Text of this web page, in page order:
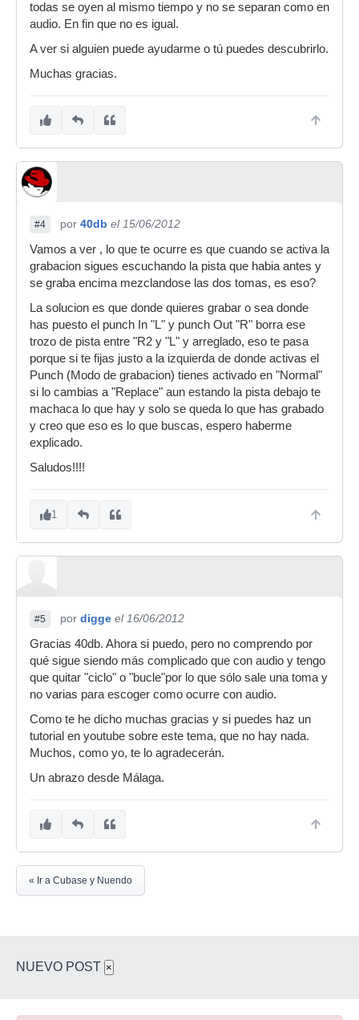
todas se oyen al mismo tiempo y no se separan como en
audio. En fin que no es igual.
A ver si alguien puede ayudarme o tú puedes descubrirlo.
Muchas gracias.
#4 por 40db el 15/06/2012
Vamos a ver , lo que te ocurre es que cuando se activa la
grabacion sigues escuchando la pista que habia antes y
se graba encima mezclandose las dos tomas, es eso?
La solucion es que donde quieres grabar o sea donde
has puesto el punch In "L" y punch Out "R" borra ese
trozo de pista entre "R2 y "L" y arreglado, eso te pasa
porque si te fijas justo a la izquierda de donde activas el
Punch (Modo de grabacion) tienes activado en "Normal"
si lo cambias a "Replace" aun estando la pista debajo te
machaca lo que hay y solo se queda lo que has grabado
y creo que eso es lo que buscas, espero haberme
explicado.
Saludos!!!!
1
#5 por digge el 16/06/2012
Gracias 40db. Ahora si puedo, pero no comprendo por
qué sigue siendo más complicado que con audio y tengo
que quitar "ciclo" o "bucle"por lo que sólo sale una toma y
no varias para escoger como ocurre con audio.
Como te he dicho muchas gracias y si puedes haz un
tutorial en youtube sobre este tema, que no hay nada.
Muchos, como yo, te lo agradecerán.
Un abrazo desde Málaga.
« Ir a Cubase y Nuendo
NUEVO POST ×